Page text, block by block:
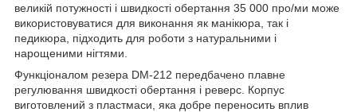
великій потужності і швидкості обертання 35 000 про/ми може
використовуватися для виконання як манікюра, так і
педикюра, підходить для роботи з натуральними і
нарощеними нігтями.
Функціоналом резера DM-212 передбачено плавне
регулювання швидкості обертання і реверс. Корпус
виготовлений з пластмаси, яка добре переносить вплив